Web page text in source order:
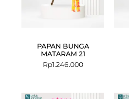
PAPAN BUNGA
MATARAM 21
Rp1.246.000